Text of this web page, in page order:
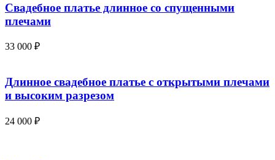
Свадебное платье длинное со спущенными
плечами
33 000 ₽
Длинное свадебное платье с открытыми плечами
и высоким разрезом
24 000 ₽